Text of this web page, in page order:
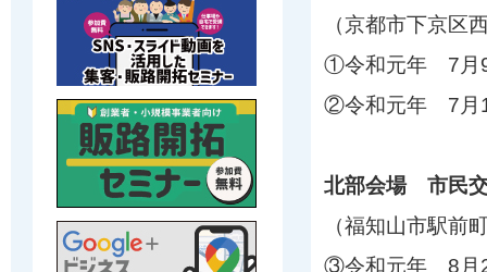
（京都市下京区
①令和元年 7月
②令和元年 7月
北部会場 市民
（福知山市駅前
③令和元年 8月